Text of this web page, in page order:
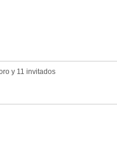
y 11 invitados